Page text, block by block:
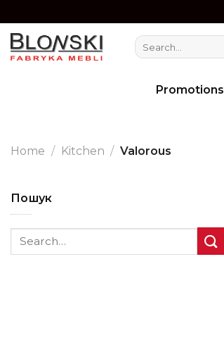
to
content
Search
for:
Promotions
Home / Kitchen / Valorous
Пошук
Search
for: